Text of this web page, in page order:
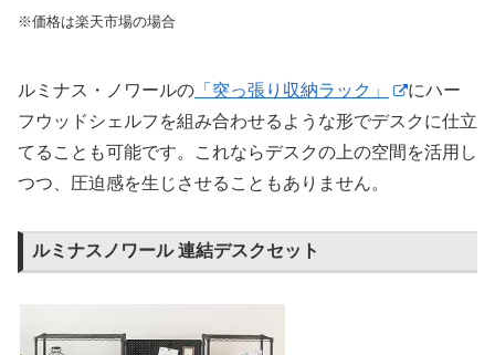
※価格は楽天市場の場合
ルミナス・ノワールの 「突っ張り収納ラック」
にハー
フウッドシェルフを組み合わせるような形でデスクに仕立
てることも可能です。これならデスクの上の空間を活用し
つつ、圧迫感を生じさせることもありません。
ルミナスノワール 連結デスクセット